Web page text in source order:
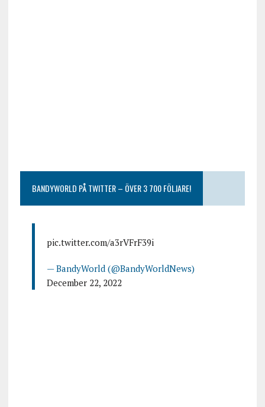
BANDYWORLD PÅ TWITTER – ÖVER 3 700 FÖLJARE!
pic.twitter.com/a3rVFrF39i
— BandyWorld (@BandyWorldNews)
December 22, 2022